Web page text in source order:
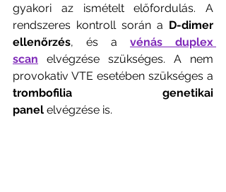
gyakori az ismételt előfordulás. A
rendszeres kontroll során a D-dimer
ellenőrzés, és a vénás duplex
scan elvégzése szükséges. A nem
trombofilia genetikai
panel elvégzése is.